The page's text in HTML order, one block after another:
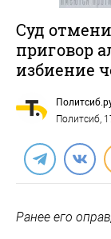
Суд
приговор
избиение
Политсиб,
Ранее его